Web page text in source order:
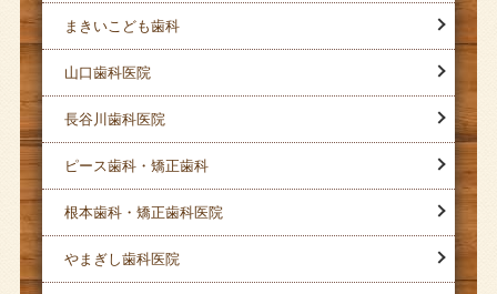
まきいこども歯科
山口歯科医院
長谷川歯科医院
ピース歯科・矯正歯科
根本歯科・矯正歯科医院
やまぎし歯科医院